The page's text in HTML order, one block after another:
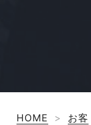
HOME >
お客